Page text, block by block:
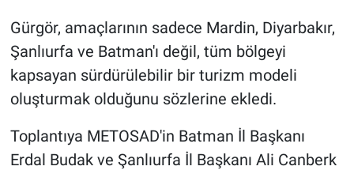
Gürgör, amaçlarının sadece Mardin, Diyarbakır,
Şanlıurfa ve Batman'ı değil, tüm bölgeyi
kapsayan sürdürülebilir bir turizm modeli
oluşturmak olduğunu sözlerine ekledi.
Toplantıya METOSAD'in Batman İl Başkanı
Erdal Budak ve Şanlıurfa İl Başkanı Ali Canberk